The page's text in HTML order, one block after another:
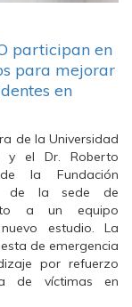
participan en
para mejorar
en
de la Universidad
y el Dr. Roberto
la Fundación
de la sede de
a un equipo
estudio. La
de emergencia
por refuerzo
de víctimas en